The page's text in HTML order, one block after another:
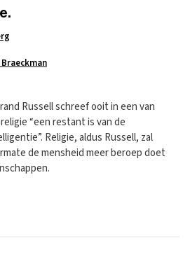
Russell schreef ooit in een van
“een restant is van de
Religie, aldus Russell, zal
de mensheid meer beroep doet